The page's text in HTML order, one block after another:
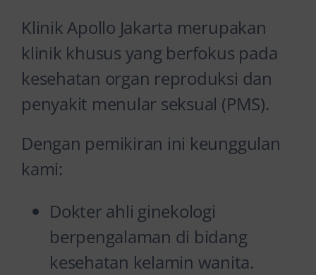
Klinik Apollo Jakarta merupakan
klinik khusus yang berfokus pada
kesehatan organ reproduksi dan
penyakit menular seksual (PMS).
Dengan pemikiran ini keunggulan
kami:
Dokter ahli ginekologi
berpengalaman di bidang
kesehatan kelamin wanita.